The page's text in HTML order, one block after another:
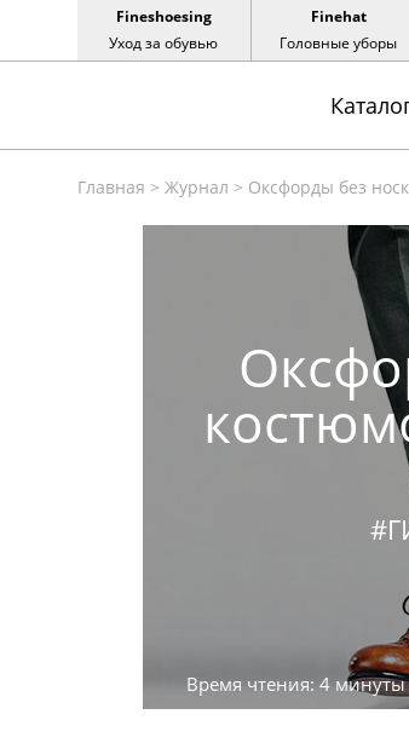
Fineshoesing
Уход за обувью
Finehat
Головные уборы
Главная > Журнал > Оксфорды без
Время чтения: 4 минуты